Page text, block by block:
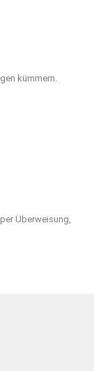
kümmern.
Überweisung,